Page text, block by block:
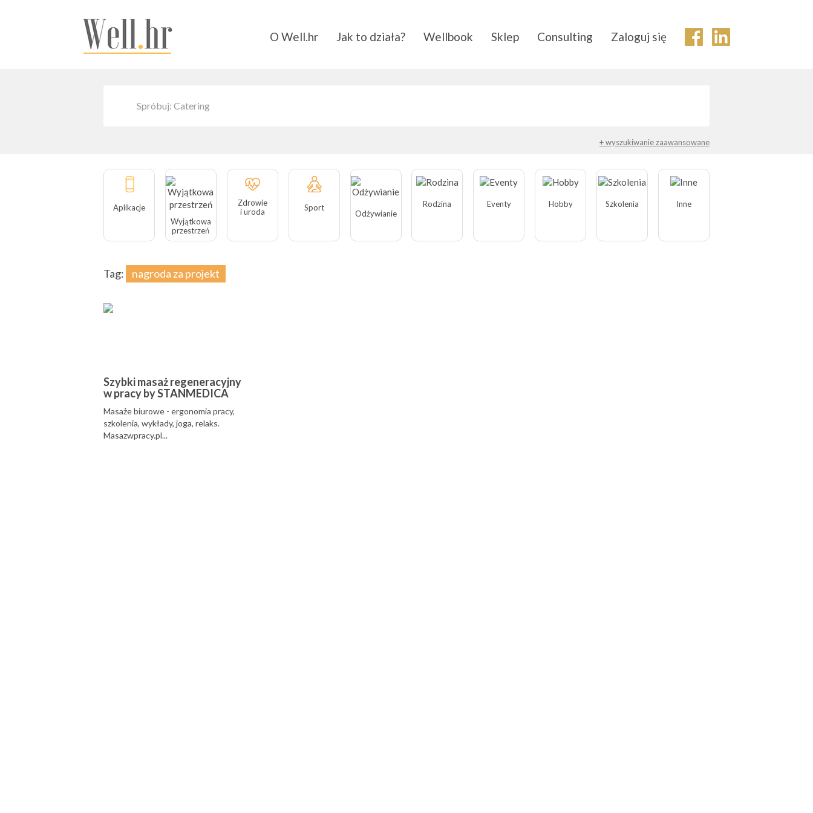
O Well.hr Jak to działa? Wellbook Sklep Consulting Zaloguj się
+ wyszukiwanie zaawansowane
Aplikacje
Wyjątkowa
przestrzeń
Zdrowie
i uroda
Sport
Odżywianie
Rodzina Eventy Hobby Szkolenia Inne
Tag: nagroda za projekt
Szybki masaż regeneracyjny
w pracy by STANMEDICA
Masaże biurowe - ergonomia pracy,
szkolenia, wykłady, joga, relaks.
Masazwpracy.pl...